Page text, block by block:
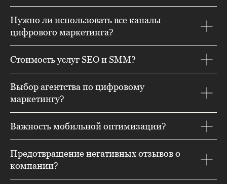
Нужно ли использовать все каналы
цифрового маркетинга?
Стоимость услуг SEO и SMM?
Выбор агентства по цифровому
маркетингу?
Важность мобильной оптимизации?
Предотвращение негативных отзывов о
компании?